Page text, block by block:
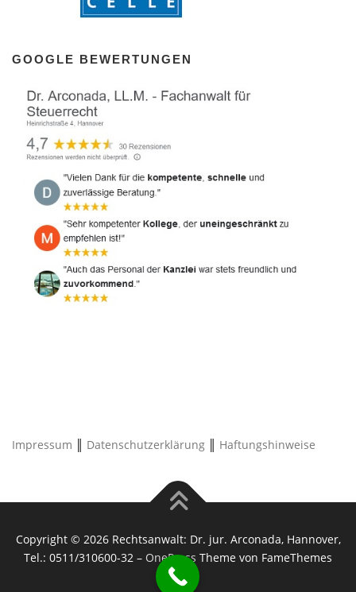
GOOGLE BEWERTUNGEN
Impressum Datenschutzerklärung Haftungshinweise
Copyright © 2026 Rechtsanwalt: Dr. jur. Arconada, Hannover,
Tel.: 0511/310600-32 – OnePress Theme von FameThemes